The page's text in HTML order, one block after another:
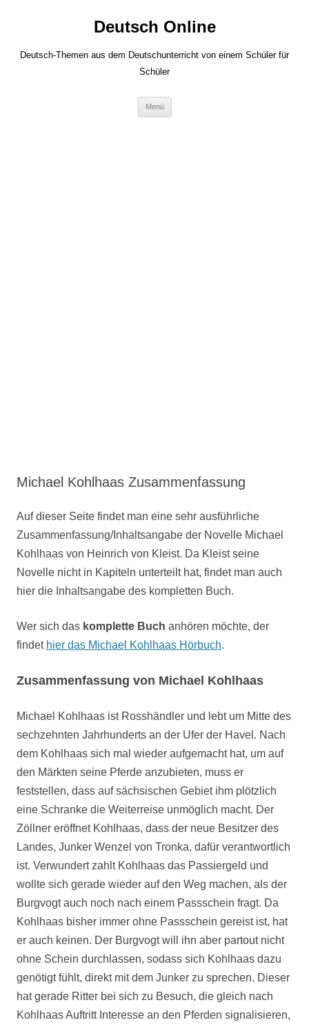
Deutsch Online
Deutsch-Themen aus dem Deutschunterricht von einem Schüler für
Schüler
Menü
Michael Kohlhaas Zusammenfassung
Auf dieser Seite findet man eine sehr ausführliche
Zusammenfassung/Inhaltsangabe der Novelle Michael
Kohlhaas von Heinrich von Kleist. Da Kleist seine
Novelle nicht in Kapiteln unterteilt hat, findet man auch
hier die Inhaltsangabe des kompletten Buch.
Wer sich das komplette Buch anhören möchte, der
findet hier das Michael Kohlhaas Hörbuch.
Zusammenfassung von Michael Kohlhaas
Michael Kohlhaas ist Rosshändler und lebt um Mitte des
sechzehnten Jahrhunderts an der Ufer der Havel. Nach
dem Kohlhaas sich mal wieder aufgemacht hat, um auf
den Märkten seine Pferde anzubieten, muss er
feststellen, dass auf sächsischen Gebiet ihm plötzlich
eine Schranke die Weiterreise unmöglich macht. Der
Zöllner eröffnet Kohlhaas, dass der neue Besitzer des
Landes, Junker Wenzel von Tronka, dafür verantwortlich
ist. Verwundert zahlt Kohlhaas das Passiergeld und
wollte sich gerade wieder auf den Weg machen, als der
Burgvogt auch noch nach einem Passschein fragt. Da
Kohlhaas bisher immer ohne Passschein gereist ist, hat
er auch keinen. Der Burgvogt will ihn aber partout nicht
ohne Schein durchlassen, sodass sich Kohlhaas dazu
genötigt fühlt, direkt mit dem Junker zu sprechen. Dieser
hat gerade Ritter bei sich zu Besuch, die gleich nach
Kohlhaas Auftritt Interesse an den Pferden signalisieren,